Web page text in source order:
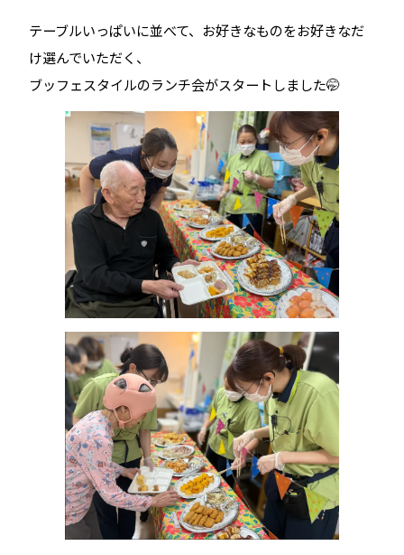
テーブルいっぱいに並べて、お好きなものをお好きなだ
け選んでいただく、
ブッフェスタイルのランチ会がスタートしました🤭